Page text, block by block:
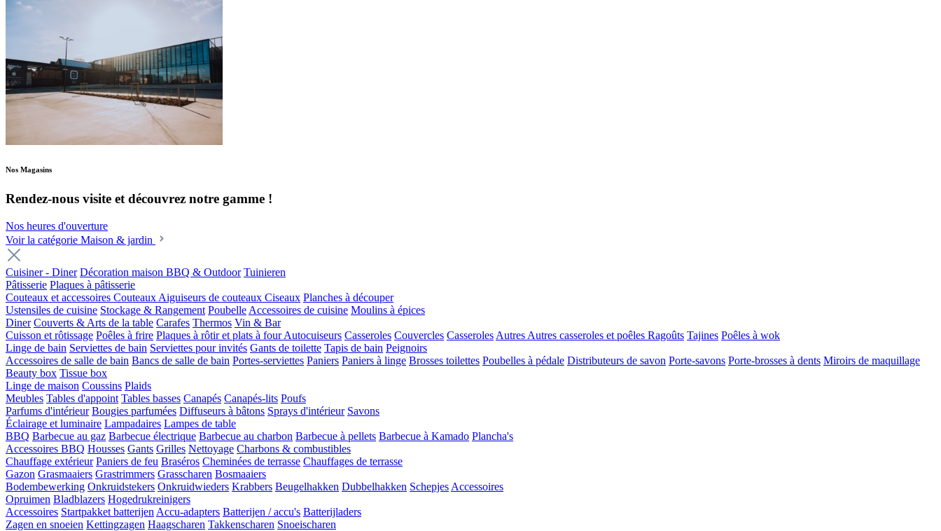
Nos Magasins
Rendez-nous visite et découvrez notre gamme !
Nos heures d'ouverture
Voir la catégorie Maison & jardin
Cuisiner - Diner Décoration maison BBQ & Outdoor Tuinieren
Pâtisserie Plaques à pâtisserie
Couteaux et accessoires Couteaux Aiguiseurs de couteaux Ciseaux Planches à découper
Ustensiles de cuisine Stockage & Rangement Poubelle Accessoires de cuisine Moulins à épices
Diner Couverts & Arts de la table Carafes Thermos Vin & Bar
Cuisson et rôtissage Poêles à frire Plaques à rôtir et plats à fourAutocuiseurs Casseroles Couvercles Casseroles Autres Autres casseroles et poêles Ragoûts Tajines Poêles à wok
Linge de bain Serviettes de bain Serviettes pour invités Gants de toilette Tapis de bain Peignoirs
Accessoires de salle de bain Bancs de salle de bain Portes-serviettes Paniers Paniers à linge Brosses toilettes Poubelles à pédale Distributeurs de savon Porte-savons Porte-brosses à dents Miroirs de maquillage
Beauty box Tissue box
Linge de maison Coussins Plaids
Meubles Tables d'appoint Tables basses Canapés Canapés-lits Poufs
Parfums d'intérieur Bougies parfumées Diffuseurs à bâtons Sprays d'intérieur Savons
Éclairage et luminaire Lampadaires Lampes de table
BBQ Barbecue au gaz Barbecue électrique Barbecue au charbon Barbecue à pellets Barbecue à Kamado Plancha's
Accessoires BBQ Housses Gants Grilles Nettoyage Charbons & combustibles
Chauffage extérieur Paniers de feu Braséros Cheminées de terrasse Chauffages de terrasse
Gazon Grasmaaiers Grastrimmers Grasscharen Bosmaaiers
Bodembewerking Onkruidstekers Onkruidwieders Krabbers Beugelhakken Dubbelhakken Schepjes Accessoires
Opruimen Bladblazers Hogedrukreinigers
Accessoires Startpakket batterijen Accu-adapters Batterijen / accu's Batterijladers
Zagen en snoeien Kettingzagen Haagscharen Takkenscharen Snoeischaren